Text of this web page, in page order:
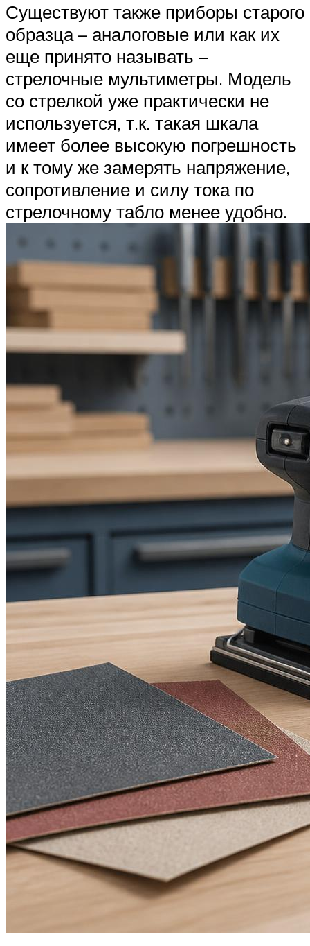
Существуют также приборы старого
образца – аналоговые или как их
еще принято называть –
стрелочные мультиметры. Модель
со стрелкой уже практически не
используется, т.к. такая шкала
имеет более высокую погрешность
и к тому же замерять напряжение,
сопротивление и силу тока по
стрелочному табло менее удобно.